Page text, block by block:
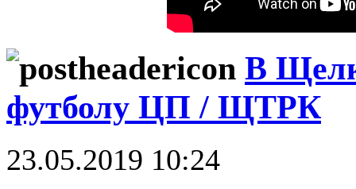
В
футболу ЦП / ЩТРК
23.05.2019 10:24